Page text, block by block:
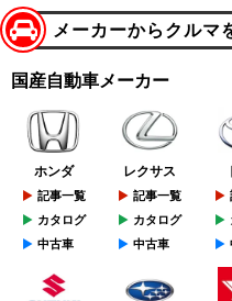
メーカーからクルマ
国産自動車メーカー
ホンダ
記事一覧
カタログ
中古車
レクサス
記事一覧
カタログ
中古車